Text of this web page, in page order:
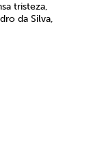
tristeza,
da Silva,